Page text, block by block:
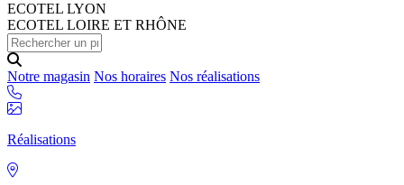
ECOTEL LYON
ECOTEL LOIRE ET RHÔNE
Notre magasin Nos horaires Nos réalisations
Réalisations